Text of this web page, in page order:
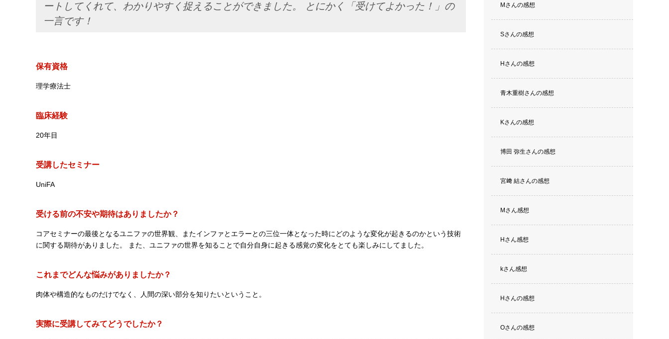
ートしてくれて、わかりやすく捉えることができました。 とにかく「受けてよかった！」の
一言です！
保有資格
理学療法士
臨床経験
20年目
受講したセミナー
UniFA
受ける前の不安や期待はありましたか？
コアセミナーの最後となるユニファの世界観、またインファとエラーとの三位一体となった時にどのような変化が起きるのかという技術
に関する期待がありました。 また、ユニファの世界を知ることで自分自身に起きる感覚の変化をとても楽しみにしてました。
これまでどんな悩みがありましたか？
肉体や構造的なものだけでなく、人間の深い部分を知りたいということ。
実際に受講してみてどうでしたか？
Mさんの感想
Sさんの感想
Hさんの感想
青木重樹さんの感想
Kさんの感想
博田 弥生さんの感想
宮﨑 結さんの感想
Mさん感想
Hさん感想
kさん感想
Hさんの感想
Oさんの感想